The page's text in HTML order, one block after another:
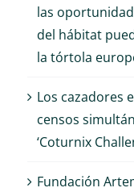
las
del hábitat
la tórtola
Los cazadores
censos
‘Coturnix
Fundación